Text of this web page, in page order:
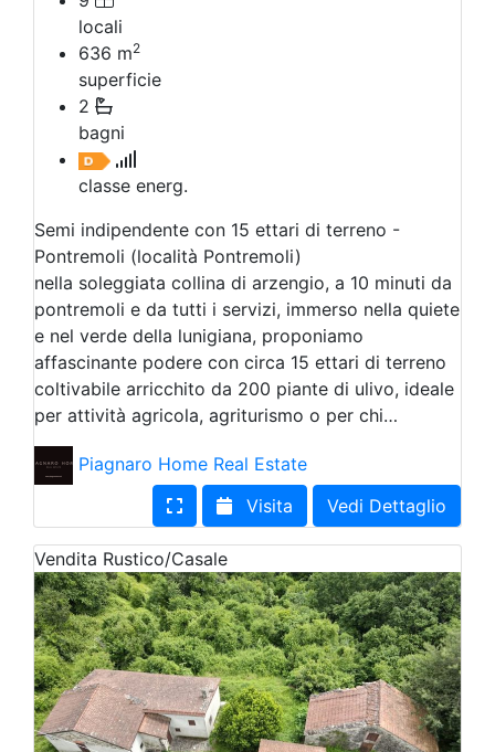
locali
636 m2
superficie
2
bagni
classe energ.
Semi indipendente con 15 ettari di terreno -
Pontremoli (località Pontremoli)
nella soleggiata collina di arzengio, a 10 minuti da
pontremoli e da tutti i servizi, immerso nella quiete
e nel verde della lunigiana, proponiamo
affascinante podere con circa 15 ettari di terreno
coltivabile arricchito da 200 piante di ulivo, ideale
per attività agricola, agriturismo o per chi…
Piagnaro Home Real Estate
Visita
Vedi Dettaglio
Vendita Rustico/Casale